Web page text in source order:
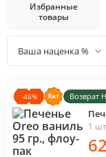
Избранные
товары
Ваша наценка %
-46% Возврат
1
62